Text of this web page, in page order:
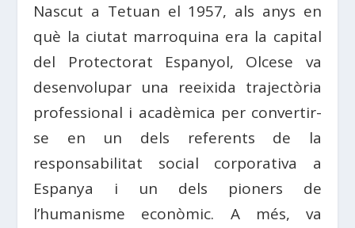
Nascut a Tetuan el 1957, als anys en
què la ciutat marroquina era la capital
del Protectorat Espanyol, Olcese va
desenvolupar una reeixida trajectòria
professional i acadèmica per convertir-
se en un dels referents de la
responsabilitat social corporativa a
Espanya i un dels pioners de
l’humanisme econòmic. A més, va